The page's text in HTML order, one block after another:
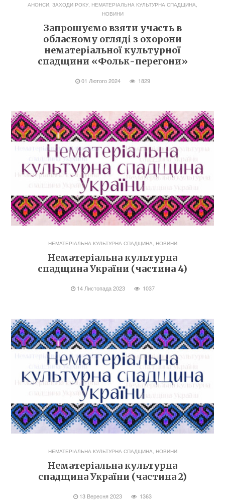
АНОНСИ ЗАХОДИ РОКУ НЕМАТЕРІАЛЬНА КУЛЬТУРНА СПАДЩИНА
НОВИНИ
Запрошуємо взяти участь в
обласному огляді з охорони
нематеріальної культурної
спадщини «Фольк-перегони»
01 Лютого 2024 1829
НЕМАТЕРІАЛЬНА КУЛЬТУРНА СПАДЩИНА, НОВИНИ
Нематеріальна культурна
спадщина України (частина 4)
14 Листопада 2023 1037
НЕМАТЕРІАЛЬНА КУЛЬТУРНА СПАДЩИНА, НОВИНИ
Нематеріальна культурна
спадщина України (частина 2)
13 Вересня 2023 1363